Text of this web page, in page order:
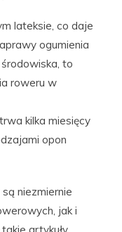
lateksie, co daje
ogumienia
to
roweru w
kilka miesięcy
opon
niezmiernie
jak i